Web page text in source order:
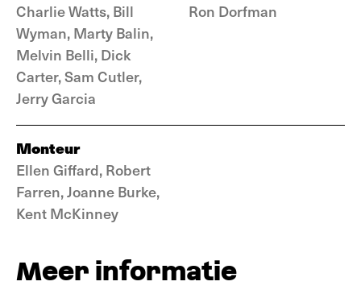
Charlie Watts, Bill
Wyman, Marty Balin,
Melvin Belli, Dick
Carter, Sam Cutler,
Jerry Garcia
Ron Dorfman
Monteur
Ellen Giffard, Robert
Farren, Joanne Burke,
Kent McKinney
Meer informatie